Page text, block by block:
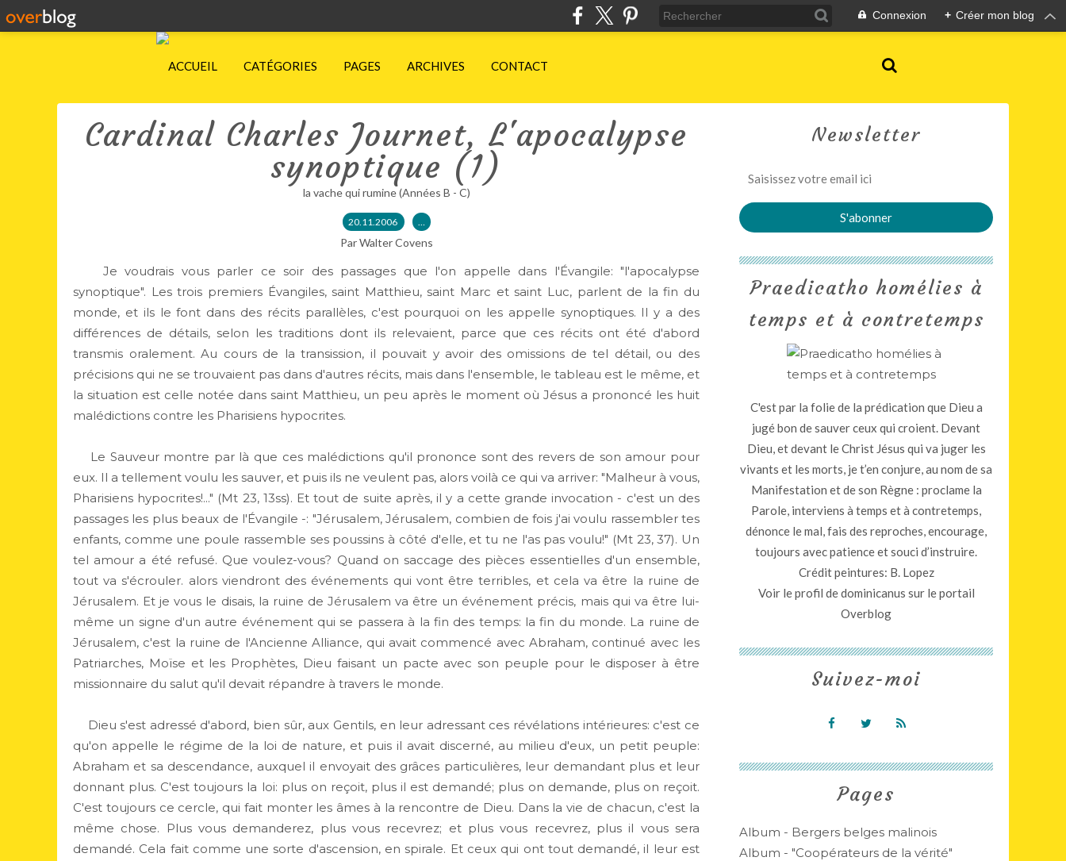
Connexion + Créer mon blog
ACCUEIL CATÉGORIES PAGES ARCHIVES CONTACT
Cardinal Charles Journet, L'apocalypse
synoptique (1)
la vache qui rumine (Années B - C)
20.11.2006 …
Par Walter Covens
Je voudrais vous parler ce soir des passages que l'on appelle dans l'Évangile: "l'apocalypse
synoptique". Les trois premiers Évangiles, saint Matthieu, saint Marc et saint Luc, parlent de la fin du
monde, et ils le font dans des récits parallèles, c'est pourquoi on les appelle synoptiques. Il y a des
différences de détails, selon les traditions dont ils relevaient, parce que ces récits ont été d'abord
transmis oralement. Au cours de la transission, il pouvait y avoir des omissions de tel détail, ou des
précisions qui ne se trouvaient pas dans d'autres récits, mais dans l'ensemble, le tableau est le même, et
la situation est celle notée dans saint Matthieu, un peu après le moment où Jésus a prononcé les huit
malédictions contre les Pharisiens hypocrites.
Le Sauveur montre par là que ces malédictions qu'il prononce sont des revers de son amour pour
eux. Il a tellement voulu les sauver, et puis ils ne veulent pas, alors voilà ce qui va arriver: "Malheur à vous,
Pharisiens hypocrites!..." (Mt 23, 13ss). Et tout de suite après, il y a cette grande invocation - c'est un des
passages les plus beaux de l'Évangile -: "Jérusalem, Jérusalem, combien de fois j'ai voulu rassembler tes
enfants, comme une poule rassemble ses poussins à côté d'elle, et tu ne l'as pas voulu!" (Mt 23, 37). Un
tel amour a été refusé. Que voulez-vous? Quand on saccage des pièces essentielles d'un ensemble,
tout va s'écrouler. alors viendront des événements qui vont être terribles, et cela va être la ruine de
Jérusalem. Et je vous le disais, la ruine de Jérusalem va être un événement précis, mais qui va être lui-
même un signe d'un autre événement qui se passera à la fin des temps: la fin du monde. La ruine de
Jérusalem, c'est la ruine de l'Ancienne Alliance, qui avait commencé avec Abraham, continué avec les
Patriarches, Moïse et les Prophètes, Dieu faisant un pacte avec son peuple pour le disposer à être
missionnaire du salut qu'il devait répandre à travers le monde.
Dieu s'est adressé d'abord, bien sûr, aux Gentils, en leur adressant ces révélations intérieures: c'est ce
qu'on appelle le régime de la loi de nature, et puis il avait discerné, au milieu d'eux, un petit peuple:
Abraham et sa descendance, auxquel il envoyait des grâces particulières, leur demandant plus et leur
donnant plus. C'est toujours la loi: plus on reçoit, plus il est demandé; plus on demande, plus on reçoit.
C'est toujours ce cercle, qui fait monter les âmes à la rencontre de Dieu. Dans la vie de chacun, c'est la
même chose. Plus vous demanderez, plus vous recevrez; et plus vous recevrez, plus il vous sera
demandé. Cela fait comme une sorte d'ascension, en spirale. Et ceux qui ont tout demandé, il leur est
Newsletter
Pages
Album - Bergers belges malinois
Album - "Coopérateurs de la vérité"
Praedicatho homélies à
temps et à contretemps
C'est par la folie de la prédication que Dieu a
jugé bon de sauver ceux qui croient. Devant
Dieu, et devant le Christ Jésus qui va juger les
vivants et les morts, je t’en conjure, au nom de sa
Manifestation et de son Règne : proclame la
Parole, interviens à temps et à contretemps,
dénonce le mal, fais des reproches, encourage,
toujours avec patience et souci d’instruire.
Crédit peintures: B. Lopez
Voir le profil dedominicanus sur le portail
Overblog
Suivez-moi